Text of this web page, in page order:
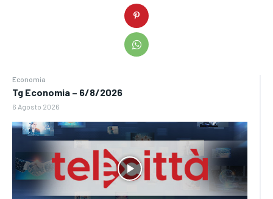
Economia
Tg Economia – 6/8/2026
6 Agosto 2026